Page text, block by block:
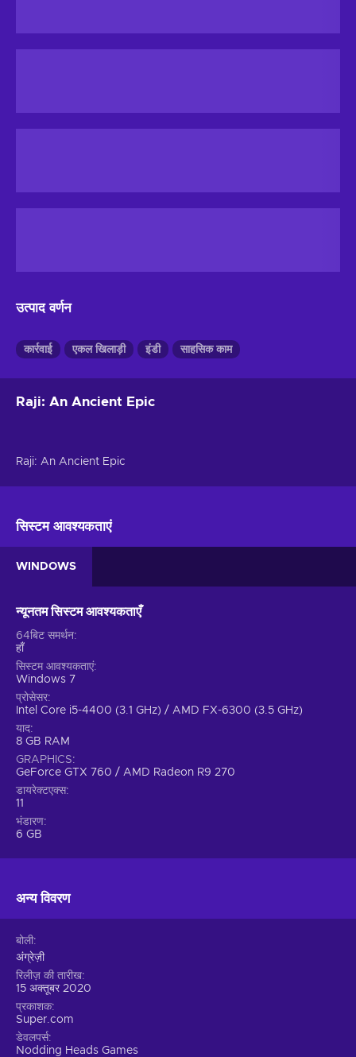
उत्पाद वर्णन
कार्रवाई एकल खिलाड़ी इंडी साहसिक काम
Raji: An Ancient Epic
Raji: An Ancient Epic
सिस्टम आवश्यकताएं
WINDOWS
न्यूनतम सिस्टम आवश्यकताएँ
64बिट समर्थन
हाँ
सिस्टम आवश्यकताएं
Windows 7
प्रोसेसर
Intel Core i5-4400 (3.1 GHz) / AMD FX-6300 (3.5 GHz)
याद
8 GB RAM
GRAPHICS
GeForce GTX 760 / AMD Radeon R9 270
डायरेक्टएक्स
11
भंडारण
6 GB
अन्य विवरण
बोली
अंग्रेज़ी
रिलीज़ की तारीख
15 अक्तूबर 2020
प्रकाशक
Super.com
डेवलपर्स
Nodding Heads Games